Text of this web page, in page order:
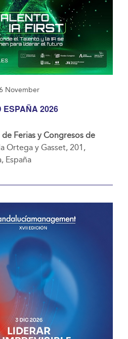
2026
November
de Ferias y Congresos de
Ortega y Gasset, 201,
España